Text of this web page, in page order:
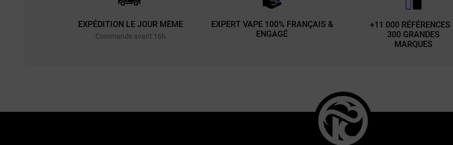
EXPÉDITION LE JOUR MÊME
Commande avant 16h
EXPERT VAPE 100% FRANÇAIS &
ENGAGÉ
+11 000 RÉFÉRENCES
300 GRANDES
MARQUES